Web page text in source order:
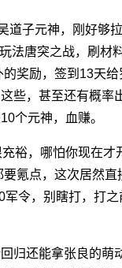
子元神，刚好够
法唐突之战，刷材
奖励，签到13天
些，甚至还有概
个元神，血赚。
裕，哪怕你现在
氪点，这次居然
令，别瞎打，打
归还能拿张良的